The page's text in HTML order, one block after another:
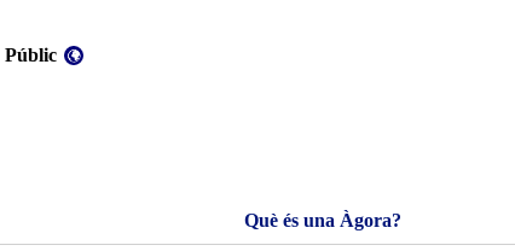
Públic
Què és una Àgora?